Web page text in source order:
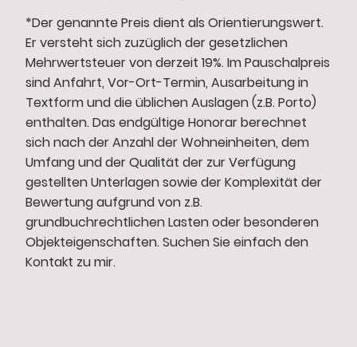
*Der genannte Preis dient als Orientierungswert.
Er versteht sich zuzüglich der gesetzlichen
Mehrwertsteuer von derzeit 19%. Im Pauschalpreis
sind Anfahrt, Vor-Ort-Termin, Ausarbeitung in
Textform und die üblichen Auslagen (z.B. Porto)
enthalten. Das endgültige Honorar berechnet
sich nach der Anzahl der Wohneinheiten, dem
Umfang und der Qualität der zur Verfügung
gestellten Unterlagen sowie der Komplexität der
Bewertung aufgrund von z.B.
grundbuchrechtlichen Lasten oder besonderen
Objekteigenschaften. Suchen Sie einfach den
Kontakt zu mir.